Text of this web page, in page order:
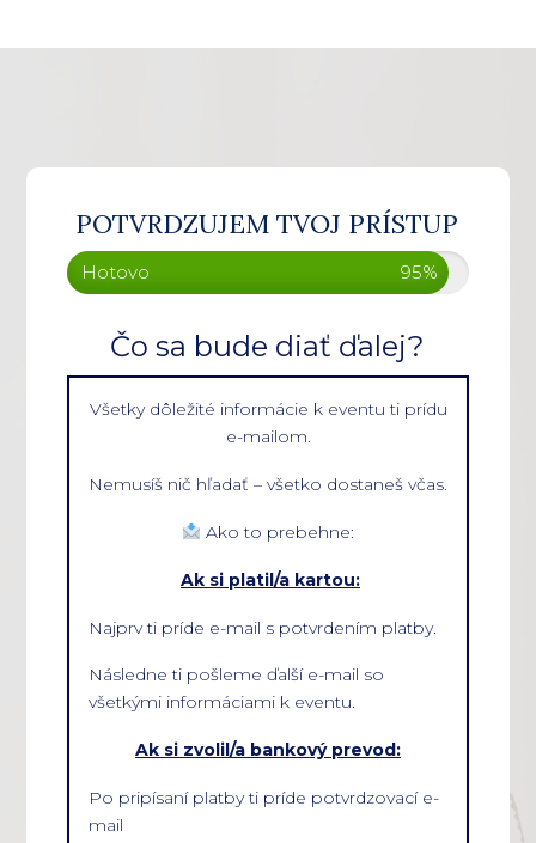
POTVRDZUJEM TVOJ PRÍSTUP
Hotovo 95%
Čo sa bude diať ďalej?
Všetky dôležité informácie k eventu ti prídu
e-mailom.
Nemusíš nič hľadať – všetko dostaneš včas.
Ako to prebehne:
Ak si platil/a kartou:
Najprv ti príde e-mail s potvrdením platby.
Následne ti pošleme ďalší e-mail so
všetkými informáciami k eventu.
Ak si zvolil/a bankový prevod:
Po pripísaní platby ti príde potvrdzovací e-
mail